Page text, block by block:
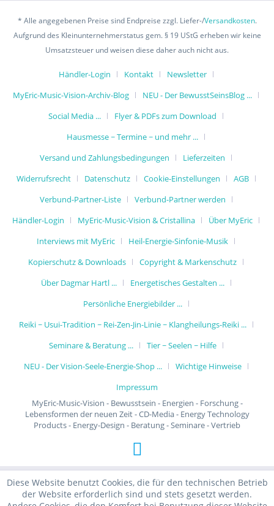
* Alle angegebenen Preise sind Endpreise zzgl. Liefer-/Versandkosten.
Aufgrund des Kleinunternehmerstatus gem. § 19 UStG erheben wir keine
Umsatzsteuer und weisen diese daher auch nicht aus.
Händler-Login Kontakt
Newsletter
MyEric-Music-Vision-Archiv-Blog
NEU - Der BewusstSeinsBlog ...
Social Media ...
Flyer & PDFs zum Download
Hausmesse ~ Termine ~ und mehr ...
Versand und Zahlungsbedingungen
Lieferzeiten
Widerrufsrecht
Datenschutz Cookie-Einstellungen
AGB
Verbund-Partner-Liste
Verbund-Partner werden
Händler-Login
MyEric-Music-Vision & Cristallina
Über MyEric
Interviews mit MyEric
Heil-Energie-Sinfonie-Musik
Kopierschutz & Downloads
Copyright & Markenschutz
Über Dagmar Hartl ...
Energetisches Gestalten ...
Persönliche Energiebilder ...
Reiki ~ Usui-Tradition ~ Rei-Zen-Jin-Linie ~ Klangheilungs-Reiki ...
Seminare & Beratung ...
Tier ~ Seelen ~ Hilfe
NEU - Der Vision-Seele-Energie-Shop ...
Wichtige Hinweise
Impressum
MyEric-Music-Vision - Bewusstsein - Energien - Forschung -
Lebensformen der neuen Zeit - CD-Media - Energy Technology
Products - Energy-Design - Beratung - Seminare - Vertrieb
Diese Website benutzt Cookies, die für den technischen Betrieb
der Website erforderlich sind und stets gesetzt werden.